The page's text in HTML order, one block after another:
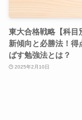
東大合格戦略【科目
新傾向と必勝法！得
ばす勉強法とは？
2025年2月10日